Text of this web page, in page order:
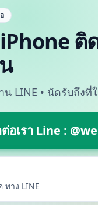
ติ
น LINE • นัดรับถึง
อเรา Line :
ทาง LINE